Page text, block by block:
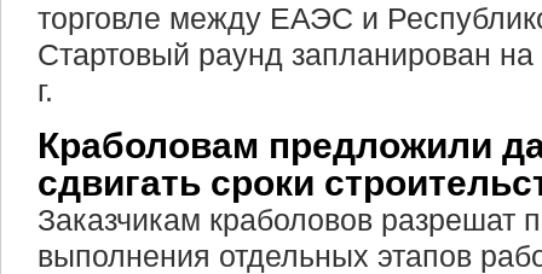
торговле между ЕАЭС и
Стартовый раунд запланирован
г.
Краболовам предложили
сдвигать сроки
Заказчикам краболовов разрешат
выполнения отдельных этапов